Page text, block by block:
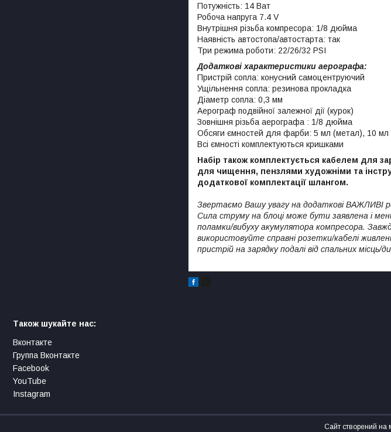
Потужність: 14 Ват
Робоча напруга 7.4 V
Внутрішня різьба компресора: 1/8 дюйма
Наявність автостопа/автостарта: так
Три режима роботи: 22/26/32 PSI
Додаткові характеристики аерографа:
Пристрій сопла: конусний самоцентруючий
Ущільнення сопла: резинова прокладка
Діаметр сопла: 0,3 мм
Аерограф подвійної залежної дії (курок)
Зовнішня різьба аерографа : 1/8 дюйма
Обсяги ємностей для фарби: 5 мл (метал), 10 мл
Всі ємності комплектуються кришками
Набір також комплектується кабелем для
для чищення, пензлями художніми та
додаткової комплектації шлангом.
Звертаємо Вашу увагу на додаткові ВАЖЛИВІ
Сила струму на блоці може бути заявлена і
поламки/вибуху акумулятора компресора.
використовуйте справні розетки/кабелі
пристрій на зарядку подалі від спальних
Також шукайте нас:
Вконтакте
Группа Вконтакте
Facebook
YouTube
Instagram
Сайт створений на